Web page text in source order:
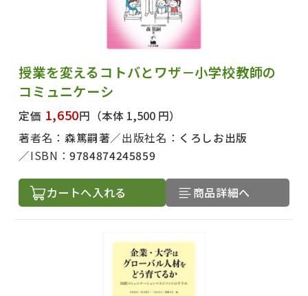
授業を変えるコトバとワザ－小学校教師の
コミュニケーシ
定価 1,650円 （本体 1,500 円）
著者名： 森篤嗣著 出版社名： くろしお出版
ISBN：9784874245859
カートへ入れる 商品詳細へ